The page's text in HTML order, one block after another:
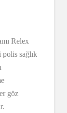
Relex
sağlık
göz